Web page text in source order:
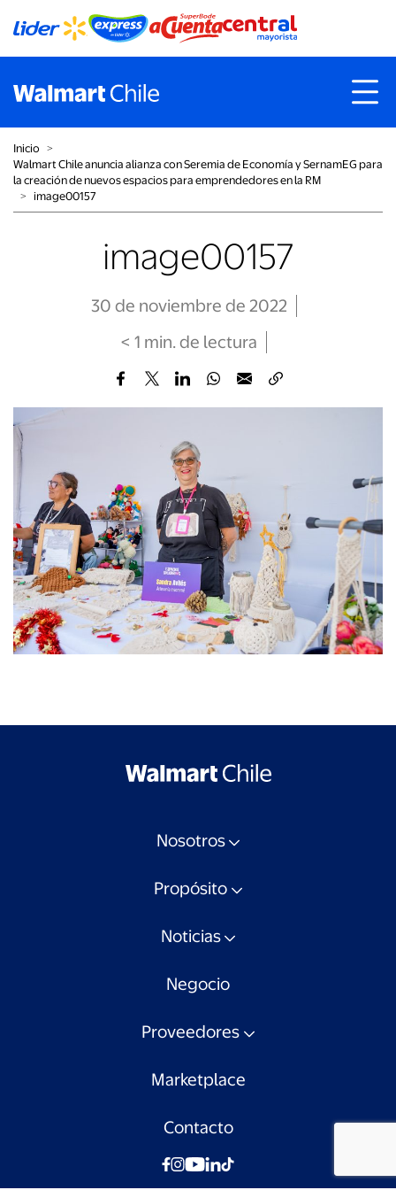
Inicio ˃
Walmart Chile anuncia alianza con Seremia de Economía y SernamEG para
la creación de nuevos espacios para emprendedores en la RM
˃ image00157
image00157
30 de noviembre de 2022
< 1 min. de lectura
Nosotros
Propósito
Noticias
Negocio
Proveedores
Marketplace
Contacto